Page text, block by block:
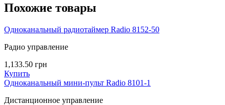
Похожие товары
Одноканальный радиотаймер Radio 8152-50
Радио управление
1,133.50 грн
Купить
Одноканальный мини-пульт Radio 8101-1
Дистанционное управление